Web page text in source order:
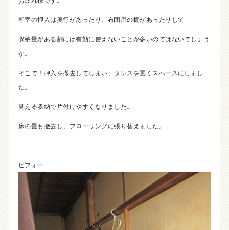
和室の押入は奥行があったり、布団用の棚があったりして
収納量がある割には有効に使えないことが多いのではないでしょう
か。
そこで！押入を撤去してしまい、タンスを置くスペースにしまし
た。
見える収納で片付けやすくなりました。
床の畳も撤去し、フローリングに張り替えました。
ビフォー